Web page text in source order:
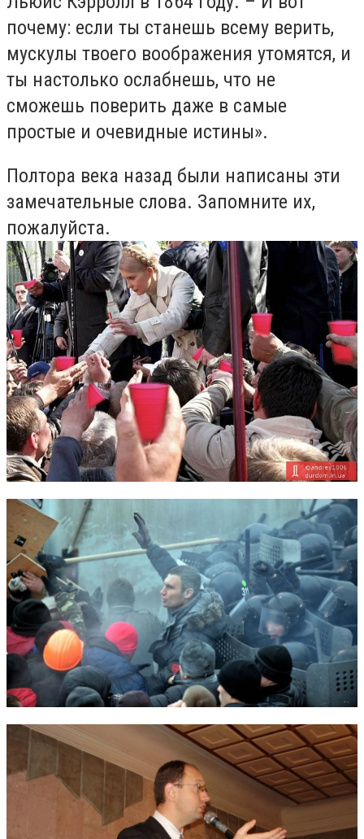
почему: если ты станешь всему верить,
мускулы твоего воображения утомятся, и
ты настолько ослабнешь, что не
сможешь поверить даже в самые
простые и очевидные истины».
Полтора века назад были написаны эти
замечательные слова. Запомните их,
пожалуйста.